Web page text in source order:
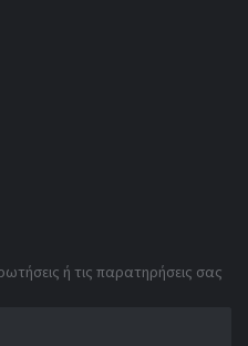
ή τις παρατηρήσεις σας